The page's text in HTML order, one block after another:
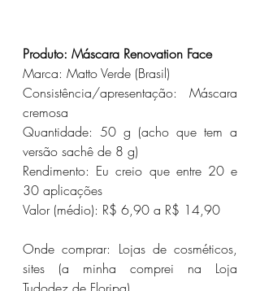
Produto: Máscara Renovation Face
Marca: Matto Verde (Brasil)
Consistência/apresentação: Máscara
cremosa
Quantidade: 50 g (acho que tem a
versão sachê de 8 g)
Rendimento: Eu creio que entre 20 e
30 aplicações
Valor (médio): R$ 6,90 a R$ 14,90
Onde comprar: Lojas de cosméticos,
sites (a minha comprei na Loja